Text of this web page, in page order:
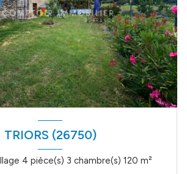
TRIORS (26750)
Maison de village 4 pièce(s) 3 chambre(s) 120 m²